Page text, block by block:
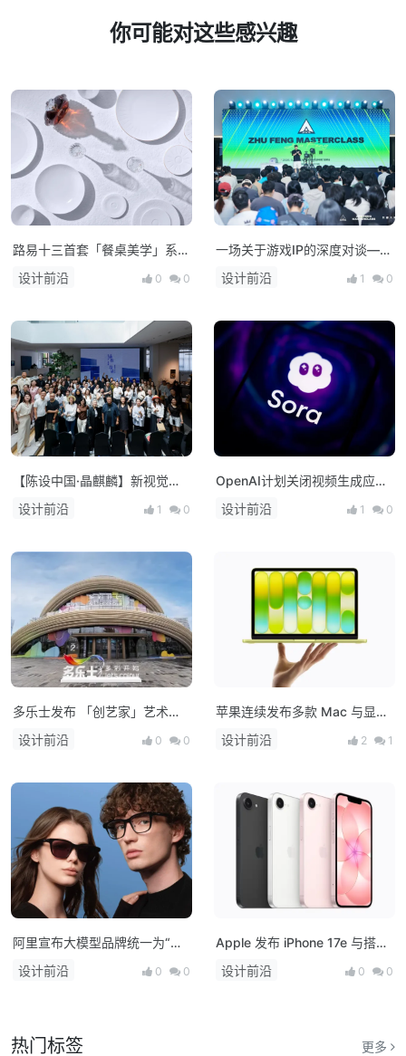
你可能对这些感兴趣
路易十三首套「餐桌美学」系列
正式揭晓
设计前沿 0 0
一场关于游戏IP的深度对谈——
朱峰大师课·次世代预研会在上
海举办
设计前沿 1 0
【陈设中国·晶麒麟】新视觉亮
相 布局未来人居新生态
设计前沿 1 0
OpenAI计划关闭视频生成应用
Sora，上线仅约15个月
设计前沿 1 0
多乐士发布 「创艺家」艺术
漆，开启中国家居美学新篇章！
设计前沿 0 0
苹果连续发布多款 Mac 与显示
器新品：M5 系列芯片登场，
MacBook 产品线全面升级
设计前沿 2 1
阿里宣布大模型品牌统一为“千
问”，并发布首款AI硬件产品千
问AI眼镜
设计前沿 0 0
Apple 发布 iPhone 17e 与搭载
M4 芯片的 iPad Air，多款新品
将亮相！
设计前沿 0 0
热门标签 更多